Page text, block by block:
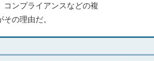
コンプライアンスなどの複
の理由だ。